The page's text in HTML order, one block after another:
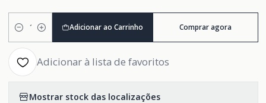
Quantidade
Adicionar ao Carrinho Comprar agora
Adicionar à lista de favoritos
Mostrar stock das localizações